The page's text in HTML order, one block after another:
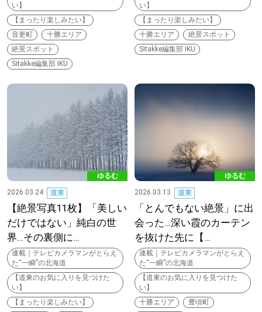
い】
【まったり楽しみたい】
音更町
十勝エリア
絶景スポット
Sitakke編集部 IKU
い】
【まったり楽しみたい】
十勝エリア
絶景スポット
Sitakke編集部 IKU
ゆるむ
2026.03.24
道東
【絶景写真11枚】「美しい
だけではない」純白の世
界…その裏側に…
連載｜テレビカメラマンがとらえ
た“一瞬”の北海道
【道東のお気に入りを見つけた
い】
【まったり楽しみたい】
ゆるむ
2026.03.13
道東
「とんでもない絶景」に出
会った…深い霞のカーテン
を抜けた先に【…
連載｜テレビカメラマンがとらえ
た“一瞬”の北海道
【道東のお気に入りを見つけた
い】
十勝エリア
豊頃町